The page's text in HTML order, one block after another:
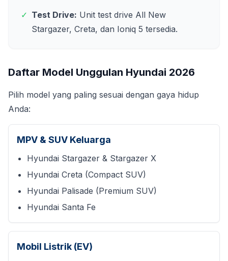
✓ Test Drive: Unit test drive All New
Stargazer, Creta, dan Ioniq 5 tersedia.
Daftar Model Unggulan Hyundai 2026
Pilih model yang paling sesuai dengan gaya hidup
Anda:
MPV & SUV Keluarga
Hyundai Stargazer & Stargazer X
Hyundai Creta (Compact SUV)
Hyundai Palisade (Premium SUV)
Hyundai Santa Fe
Mobil Listrik (EV)